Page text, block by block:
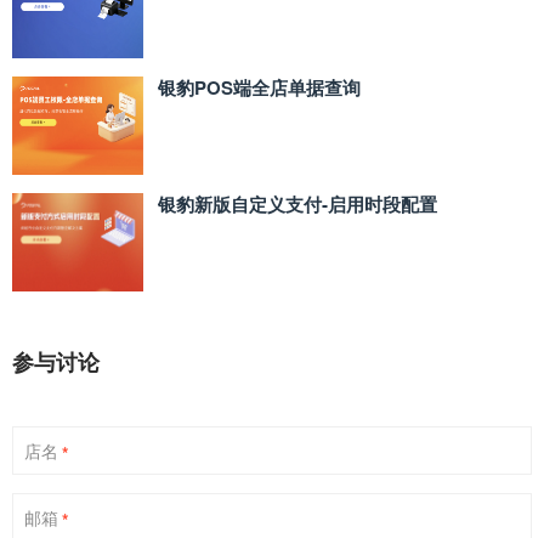
银豹POS端全店单据查询
银豹新版自定义支付‑启用时段配置
参与讨论
店名 *
邮箱 *